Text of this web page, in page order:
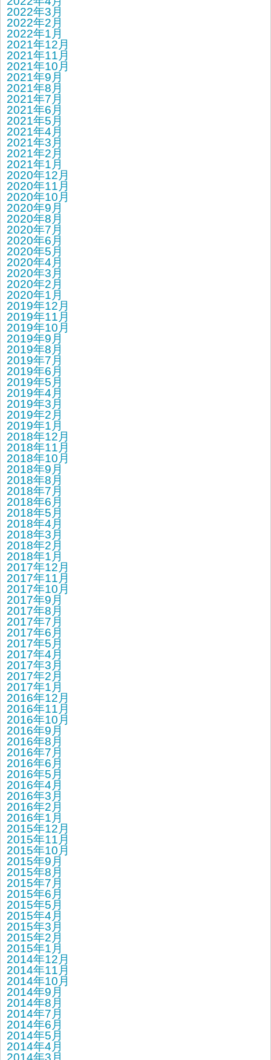
2022年3月
2022年2月
2022年1月
2021年12月
2021年11月
2021年10月
2021年9月
2021年8月
2021年7月
2021年6月
2021年5月
2021年4月
2021年3月
2021年2月
2021年1月
2020年12月
2020年11月
2020年10月
2020年9月
2020年8月
2020年7月
2020年6月
2020年5月
2020年4月
2020年3月
2020年2月
2020年1月
2019年12月
2019年11月
2019年10月
2019年9月
2019年8月
2019年7月
2019年6月
2019年5月
2019年4月
2019年3月
2019年2月
2019年1月
2018年12月
2018年11月
2018年10月
2018年9月
2018年8月
2018年7月
2018年6月
2018年5月
2018年4月
2018年3月
2018年2月
2018年1月
2017年12月
2017年11月
2017年10月
2017年9月
2017年8月
2017年7月
2017年6月
2017年5月
2017年4月
2017年3月
2017年2月
2017年1月
2016年12月
2016年11月
2016年10月
2016年9月
2016年8月
2016年7月
2016年6月
2016年5月
2016年4月
2016年3月
2016年2月
2016年1月
2015年12月
2015年11月
2015年10月
2015年9月
2015年8月
2015年7月
2015年6月
2015年5月
2015年4月
2015年3月
2015年2月
2015年1月
2014年12月
2014年11月
2014年10月
2014年9月
2014年8月
2014年7月
2014年6月
2014年5月
2014年4月
2014年3月